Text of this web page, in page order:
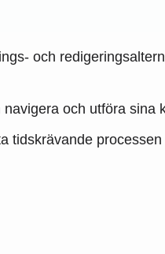
och
och utföra sina
tidskrävande